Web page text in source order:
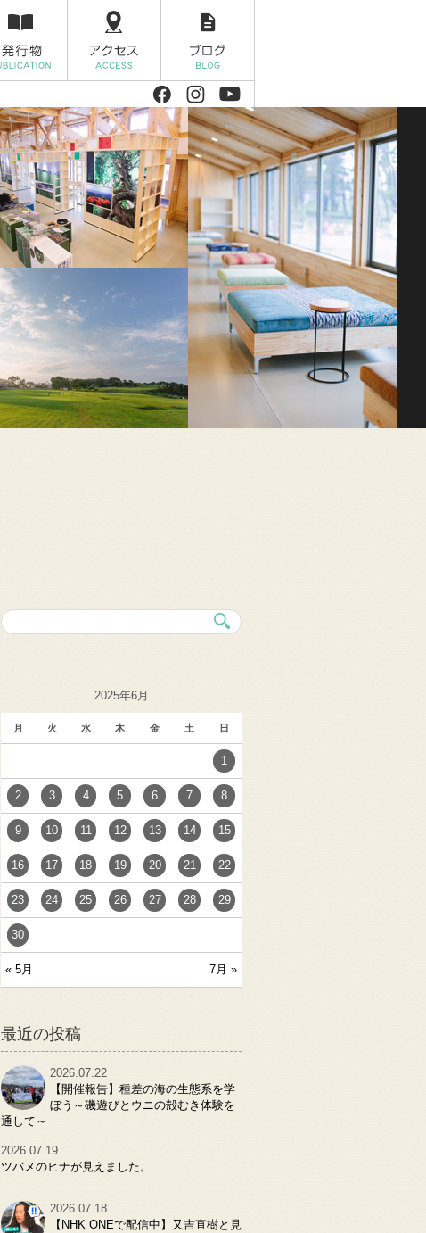
2025年6月
月 火 水 木 金 土 日
« 5月 7月 »
1
2 3 4 5 6 7 8
9 10 11 12 13 14 15
16 17 18 19 20 21 22
23 24 25 26 27 28 29
30
最近の投稿
2026.07.22
【開催報告】種差の海の生態系を学
ぼう～磯遊びとウニの殻むき体験を
通して～
2026.07.19
ツバメのヒナが見えました。
2026.07.18
【NHK ONEで配信中】又吉直樹と見